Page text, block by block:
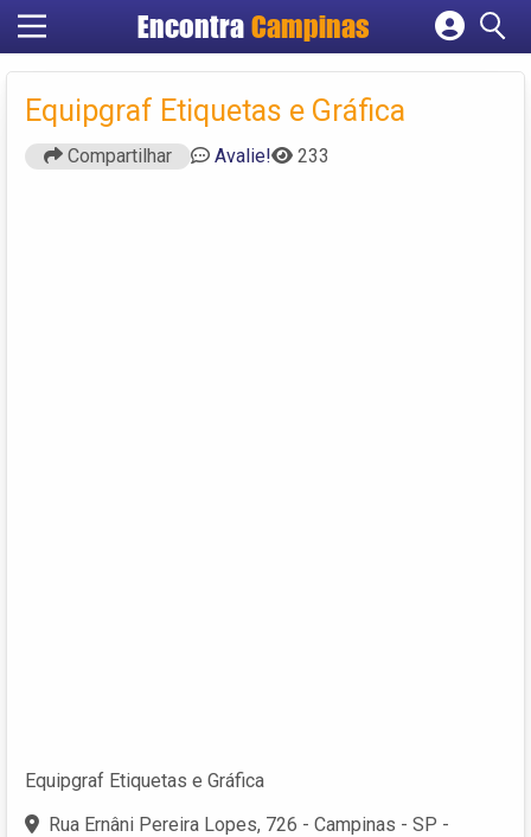
Encontra Campinas
Cadastrar empresa
Criar conta
Equipgraf Etiquetas e Gráfica
Compartilhar Avalie! 233
Equipgraf Etiquetas e Gráfica
Rua Ernâni Pereira Lopes, 726 - Campinas - SP -